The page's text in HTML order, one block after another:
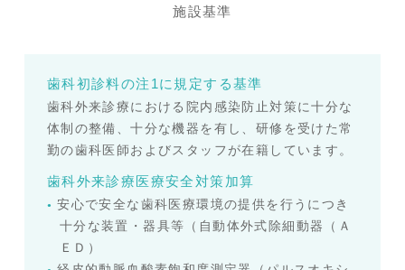
施設基準
歯科初診料の注1に規定する基準
歯科外来診療における院内感染防止対策に十分な
体制の整備、十分な機器を有し、研修を受けた常
勤の歯科医師およびスタッフが在籍しています。
歯科外来診療医療安全対策加算
安心で安全な歯科医療環境の提供を行うにつき
十分な装置・器具等（自動体外式除細動器（Ａ
ＥＤ）